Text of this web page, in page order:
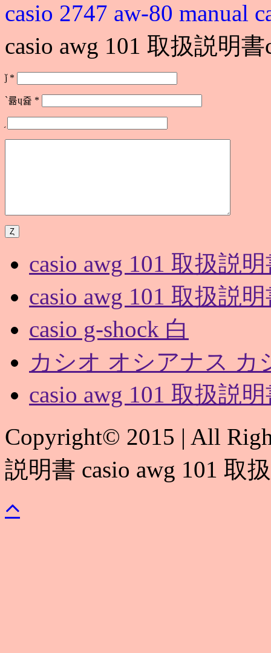
casio 2747 aw-80 manual
casio awg 101 取扱説明
ǰ *
`륢ɥ쥹 *
casio awg 101 取扱説
casio awg 101 取扱説
casio g-shock 白
カシオ オシアナス カ
casio awg 101 取扱説
Copyright© 2015 | All
説明書 casio awg 101 取